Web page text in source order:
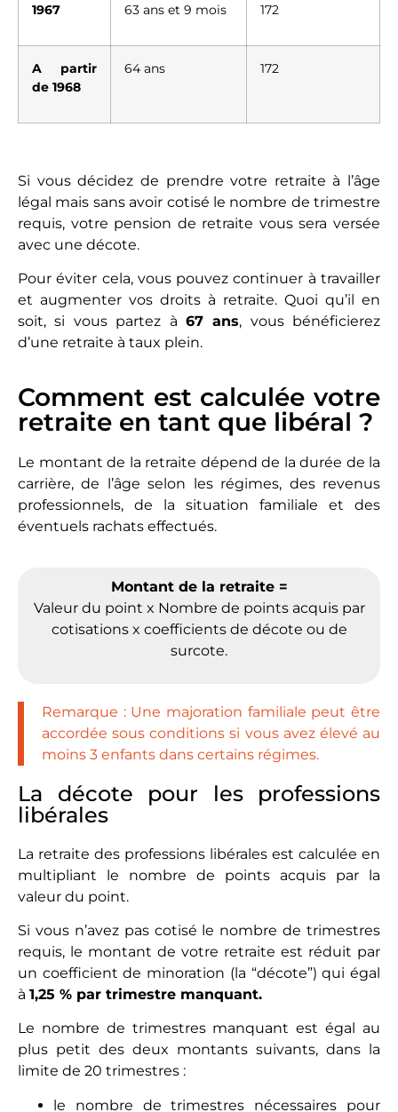
1967 63 ans et 9 mois 172
A partir
de 1968
64 ans 172
Si vous décidez de prendre votre retraite à l’âge
légal mais sans avoir cotisé le nombre de trimestre
requis, votre pension de retraite vous sera versée
avec une décote.
Pour éviter cela, vous pouvez continuer à travailler
et augmenter vos droits à retraite. Quoi qu’il en
soit, si vous partez à 67 ans, vous bénéficierez
d’une retraite à taux plein.
Comment est calculée votre
retraite en tant que libéral ?
Le montant de la retraite dépend de la durée de la
carrière, de l’âge selon les régimes, des revenus
professionnels, de la situation familiale et des
éventuels rachats effectués.
Montant de la retraite =
Valeur du point x Nombre de points acquis par
cotisations x coefficients de décote ou de
surcote.
Remarque : Une majoration familiale peut être
accordée sous conditions si vous avez élevé au
moins 3 enfants dans certains régimes.
La décote pour les professions
libérales
La retraite des professions libérales est calculée en
multipliant le nombre de points acquis par la
valeur du point.
Si vous n’avez pas cotisé le nombre de trimestres
requis, le montant de votre retraite est réduit par
un coefficient de minoration (la “décote”) qui égal
à 1,25 % par trimestre manquant.
Le nombre de trimestres manquant est égal au
plus petit des deux montants suivants, dans la
limite de 20 trimestres :
le nombre de trimestres nécessaires pour